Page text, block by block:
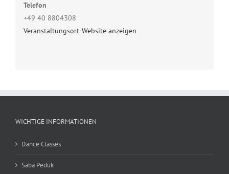
Telefon
+49 40 8804308
Veranstaltungsort-Website anzeigen
WICHTIGE INFORMATIONEN
Dance Classes
Saba Pedük